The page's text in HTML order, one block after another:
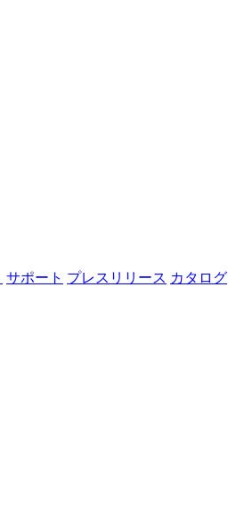
サポート プレスリリース カタログ